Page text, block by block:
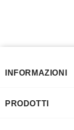
INFORMAZIONI
PRODOTTI